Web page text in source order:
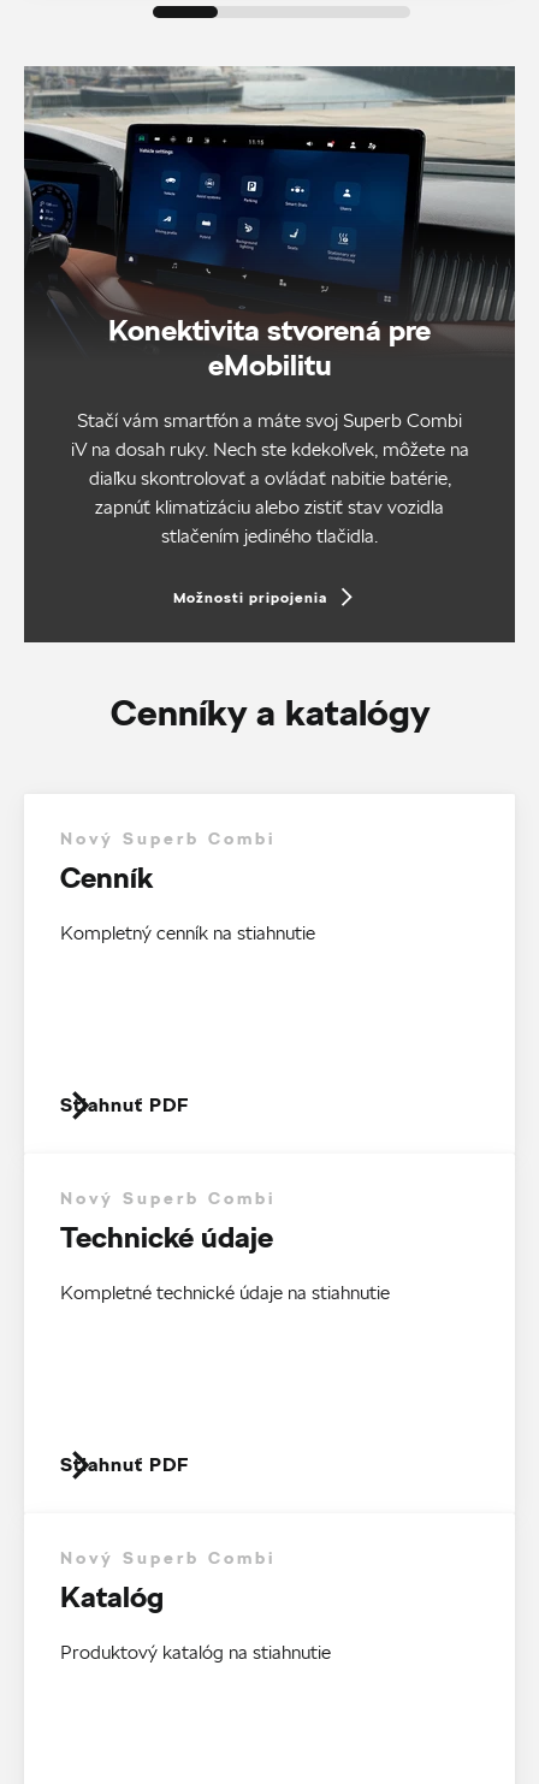
Konektivita stvorená pre
eMobilitu
Stačí vám smartfón a máte svoj Superb Combi
iV na dosah ruky. Nech ste kdekoľvek, môžete na
diaľku skontrolovať a ovládať nabitie batérie,
zapnúť klimatizáciu alebo zistiť stav vozidla
stlačením jediného tlačidla.
Možnosti pripojenia
Cenníky a katalógy
Nový Superb Combi
Cenník
Kompletný cenník na stiahnutie
Stiahnuť PDF
Nový Superb Combi
Technické údaje
Kompletné technické údaje na stiahnutie
Stiahnuť PDF
Nový Superb Combi
Katalóg
Produktový katalóg na stiahnutie